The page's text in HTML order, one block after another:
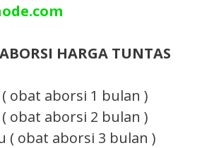
HARGA TUNTAS
obat aborsi 1 bulan )
obat aborsi 2 bulan )
( obat aborsi 3 bulan )